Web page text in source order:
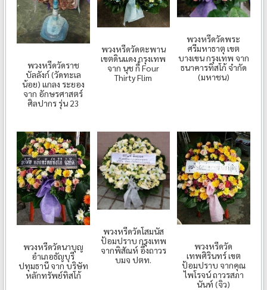
พวงหรีดวัดราช
บัลลังก์ (วัดทะเล
น้อย) แกลง ระยอง
จาก อักษรศาสตร์
ศิลปากร รุ่น 23
พวงหรีดวัดตะพาน
เขตดินแดง กรุงเทพ
จาก นุช กี้ Four
Thirty Flim
พวงหรีดวัดพระ
ศรีมหาธาตุ เขต
บางเขน กรุงเทพ จาก
ธนาคารทิสโก้ จำกัด
(มหาชน)
พวงหรีดวัดนาบุญ
อำเภอธัญบุรี
ปทุมธานี จาก บริษัท
หลักทรัพย์ทิสโก้
พวงหรีดวัดโสมนัส
ป้อมปราบ กรุงเทพ
จากพิสัณห์ อึ๊งถาวร
บมจ ปตท.
พวงหรีดวัด
เทพศิรินทร์ เขต
ป้อมปราบ จากคุณ
ไพโรจน์ ถาวรสภา
นันท์ (จิว)